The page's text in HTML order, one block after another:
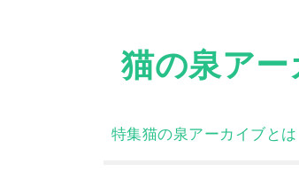
猫の泉ア
特集猫の泉アーカイブとは